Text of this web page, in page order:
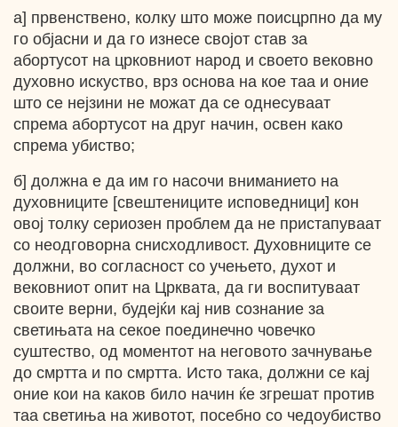
а] првенствено, колку што може поисцрпно да му
го објасни и да го изнесе својот став за
абортусот на црковниот народ и своето вековно
духовно искуство, врз основа на кое таа и оние
што се нејзини не можат да се однесуваат
спрема абортусот на друг начин, освен како
спрема убиство;
б] должна е да им го насочи вниманието на
духовниците [свештениците исповедници] кон
овој толку сериозен проблем да не пристапуваат
со неодговорна снисходливост. Духовниците се
должни, во согласност со учењето, духот и
вековниот опит на Црквата, да ги воспитуваат
своите верни, будејќи кај нив сознание за
светињата на секое поединечно човечко
суштество, од моментот на неговото зачнување
до смртта и по смртта. Исто така, должни се кај
оние кои на каков било начин ќе згрешат против
таа светиња на животот, посебно со чедоубиство